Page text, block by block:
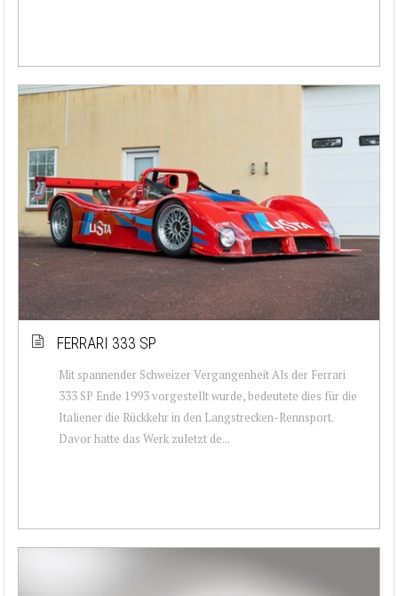
FERRARI 333 SP
Mit spannender Schweizer Vergangenheit Als der Ferrari
333 SP Ende 1993 vorgestellt wurde, bedeutete dies für die
Italiener die Rückkehr in den Langstrecken-Rennsport.
Davor hatte das Werk zuletzt de...